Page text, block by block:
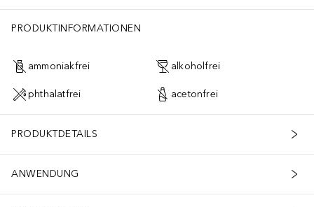
PRODUKTINFORMATIONEN
ammoniakfrei alkoholfrei
phthalatfrei acetonfrei
PRODUKTDETAILS
ANWENDUNG